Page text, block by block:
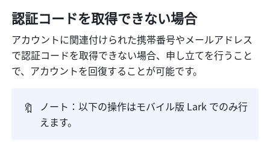
認証コードを取得できない場合
アカウントに関連付けられた携帯番号やメールアドレス
で認証コードを取得できない場合、申し立てを行うこと
で、アカウントを回復することが可能です。
🔖 ノート：以下の操作はモバイル版 Lark でのみ行
えます。